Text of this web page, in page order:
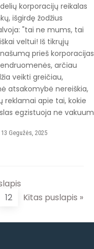
korporacijų reikalas
išgirdę žodžius
"tai ne mums, tai
veltui! Iš tikrųjų
prieš korporacijas
arčiau
veikti greičiau,
atsakomybė nereiškia,
reklamai apie tai, kokie
egzistuoja ne vakuum
13 Gegužės, 2025
12 Kitas puslapis »